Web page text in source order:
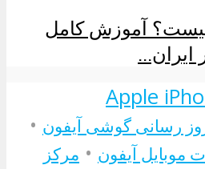
آموزش کامل
رسانی گوشی آیفون •
موبایل آیفون • مرکز